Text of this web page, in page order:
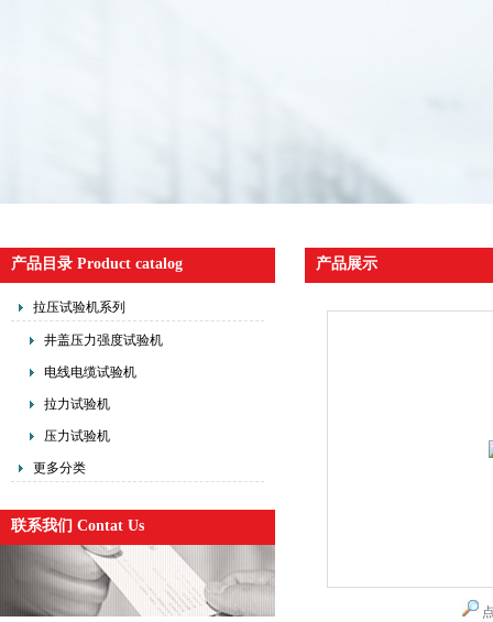
产品目录 Product catalog
拉压试验机系列
井盖压力强度试验机
电线电缆试验机
拉力试验机
压力试验机
更多分类
联系我们 Contat Us
产品展示